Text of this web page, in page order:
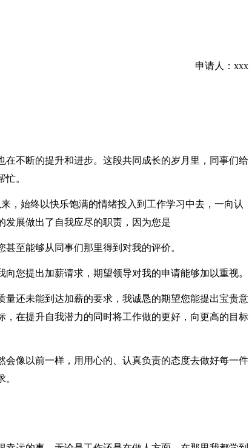
申请人：xxx
在不断的提升和进步。这段共同成长的岁月里，同事们给
。
，始终以快乐饱满的情绪投入到工作学习中去，一向认
发展做出了自我应尽的职责，因为您是
至能够从同事们那里得到对我的评价。
您提出加薪请求，期望领导对我的申请能够加以重视。
量还未能到达加薪的要求，我诚恳的期望您能提出宝贵意
，在提升自我潜力的同时将工作做的更好，向更高的目标
会像以前一样，用用心的、认真负责的态度去做好每一件